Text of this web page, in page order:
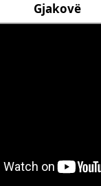
Gjakovë